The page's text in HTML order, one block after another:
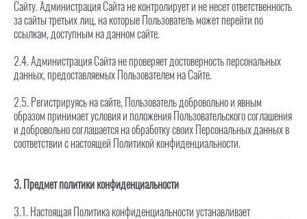
Сайту. Администрация Сайта не контролирует и не несет ответственность
за сайты третьих лиц, на которые Пользователь может перейти по
ссылкам, доступным на данном сайте.
2.4. Администрация Сайта не проверяет достоверность персональных
данных, предоставляемых Пользователем на Сайте.
2.5. Регистрируясь на сайте, Пользователь добровольно и явным
образом принимает условия и положения Пользовательского соглашения
и добровольно соглашается на обработку своих Персональных данных в
соответствии с настоящей Политикой конфиденциальности.
3. Предмет политики конфиденциальности
3.1. Настоящая Политика конфиденциальности устанавливает